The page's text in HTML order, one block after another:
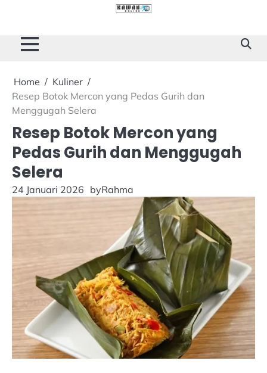
content
Home
Kuliner
Resep Botok Mercon yang Pedas Gurih dan
Menggugah Selera
Resep Botok Mercon yang
Pedas Gurih dan Menggugah
Selera
24 Januari 2026 byRahma